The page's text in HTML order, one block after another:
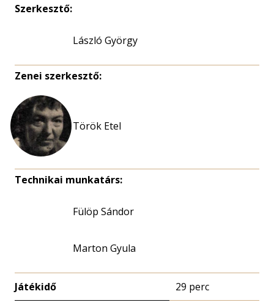
Szerkesztő:
László György
Zenei szerkesztő:
Török Etel
Technikai munkatárs:
Fülöp Sándor
Marton Gyula
Játékidő 29 perc